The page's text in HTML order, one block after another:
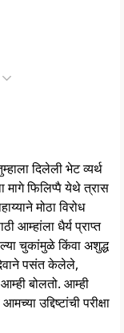
दिलेली भेट व्यर्थ
मागे फिलिप्पै येथे त्रास
मोठा विरोध
आम्हांला धैर्य प्राप्त
चुकांमुळे किंवा अशुद्ध
पसंत केलेले,
बोलतो. आम्ही
उद्दिष्टांची परीक्षा